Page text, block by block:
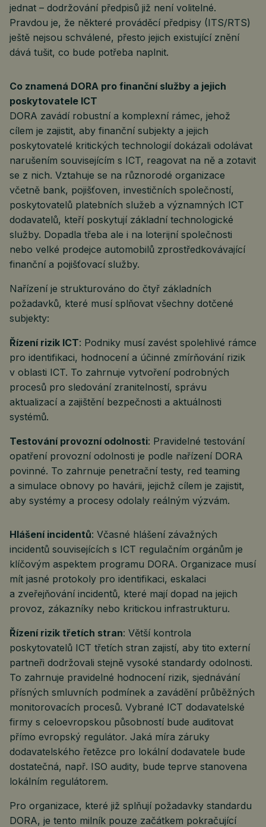
jednat – dodržování předpisů již není volitelné.
Pravdou je, že některé prováděcí předpisy (ITS/RTS)
ještě nejsou schválené, přesto jejich existující znění
dává tušit, co bude potřeba naplnit.
Co znamená DORA pro finanční služby a jejich
poskytovatele ICT
DORA zavádí robustní a komplexní rámec, jehož
cílem je zajistit, aby finanční subjekty a jejich
poskytovatelé kritických technologií dokázali odolávat
narušením souvisejícím s ICT, reagovat na ně a zotavit
se z nich. Vztahuje se na různorodé organizace
včetně bank, pojišťoven, investičních společností,
poskytovatelů platebních služeb a významných ICT
dodavatelů, kteří poskytují základní technologické
služby. Dopadla třeba ale i na loterijní společnosti
nebo velké prodejce automobilů zprostředkovávající
finanční a pojišťovací služby.
Nařízení je strukturováno do čtyř základních
požadavků, které musí splňovat všechny dotčené
subjekty:
Řízení rizik ICT: Podniky musí zavést spolehlivé rámce
pro identifikaci, hodnocení a účinné zmírňování rizik
v oblasti ICT. To zahrnuje vytvoření podrobných
procesů pro sledování zranitelností, správu
aktualizací a zajištění bezpečnosti a aktuálnosti
systémů.
Testování provozní odolnosti: Pravidelné testování
opatření provozní odolnosti je podle nařízení DORA
povinné. To zahrnuje penetrační testy, red teaming
a simulace obnovy po havárii, jejichž cílem je zajistit,
aby systémy a procesy odolaly reálným výzvám.
Hlášení incidentů: Včasné hlášení závažných
incidentů souvisejících s ICT regulačním orgánům je
klíčovým aspektem programu DORA. Organizace musí
mít jasné protokoly pro identifikaci, eskalaci
a zveřejňování incidentů, které mají dopad na jejich
provoz, zákazníky nebo kritickou infrastrukturu.
Řízení rizik třetích stran: Větší kontrola
poskytovatelů ICT třetích stran zajistí, aby tito externí
partneři dodržovali stejně vysoké standardy odolnosti.
To zahrnuje pravidelné hodnocení rizik, sjednávání
přísných smluvních podmínek a zavádění průběžných
monitorovacích procesů. Vybrané ICT dodavatelské
firmy s celoevropskou působností bude auditovat
přímo evropský regulátor. Jaká míra záruky
dodavatelského řetězce pro lokální dodavatele bude
dostatečná, např. ISO audity, bude teprve stanovena
lokálním regulátorem.
Pro organizace, které již splňují požadavky standardu
DORA, je tento milník pouze začátkem pokračující